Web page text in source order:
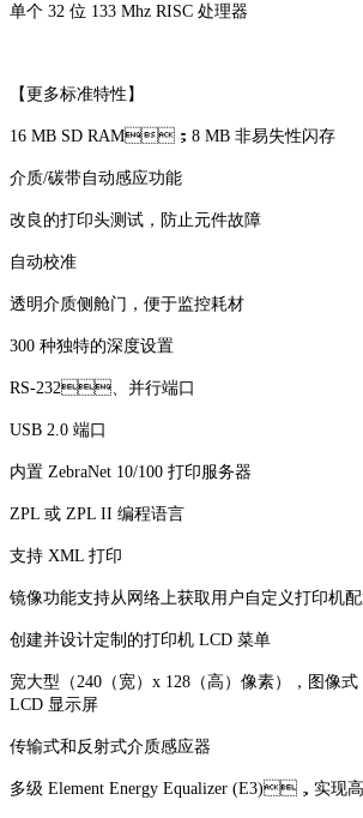
单个 32 位 133 Mhz RISC 处理器
【更多标准特性】
16 MB SD RAM；8 MB 非易失性闪存
介质/碳带自动感应功能
改良的打印头测试，防止元件故障
自动校准
透明介质侧舱门，便于监控耗材
300 种独特的深度设置
RS-232、并行端口
USB 2.0 端口
内置 ZebraNet 10/100 打印服务器
ZPL 或 ZPL II 编程语言
支持 XML 打印
镜像功能支持从网络上获取用户自定义打印机
创建并设计定制的打印机 LCD 菜单
宽大型（240（宽）x 128（高）像素），图像式
LCD 显示屏
传输式和反射式介质感应器
多级 Element Energy Equalizer (E3)，实现